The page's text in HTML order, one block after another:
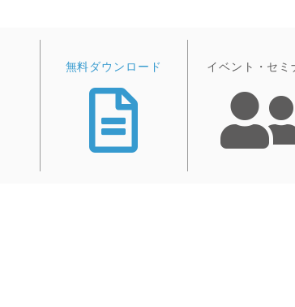
無料ダウンロード イベント・セミ